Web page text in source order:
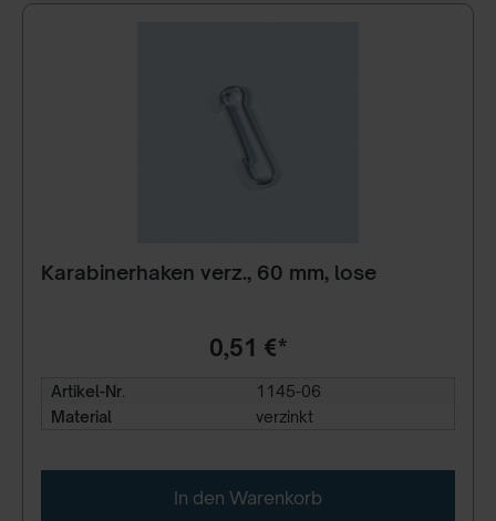
Karabinerhaken verz., 60 mm, lose
0,51 €*
Artikel-Nr.
1145-06
Material
verzinkt
In den Warenkorb